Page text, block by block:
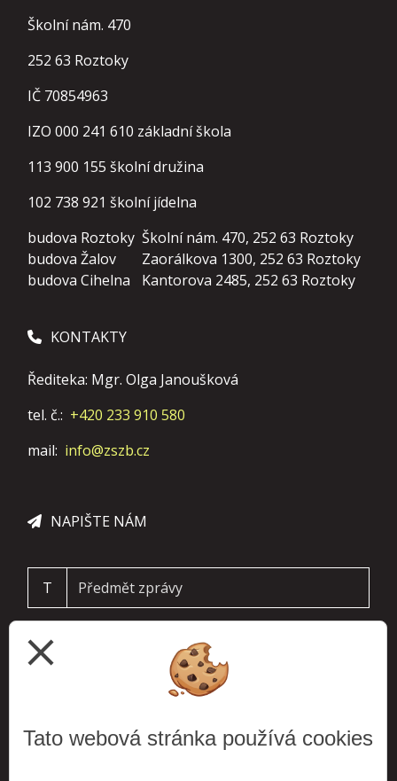
Školní nám. 470
252 63 Roztoky
IČ 70854963
IZO 000 241 610 základní škola
113 900 155 školní družina
102 738 921 školní jídelna
budova Roztoky Školní nám. 470, 252 63 Roztoky
budova Žalov
Zaorálkova 1300, 252 63 Roztoky
budova Cihelna
Kantorova 2485, 252 63 Roztoky
KONTAKTY
Řediteka: Mgr. Olga Janoušková
tel. č.: +420 233 910 580
mail: info@zszb.cz
NAPIŠTE NÁM
T
close
Tato webová stránka používá cookies